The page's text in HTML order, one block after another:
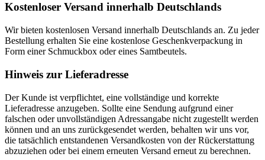
Kostenloser Versand innerhalb Deutschlands
Wir bieten kostenlosen Versand innerhalb Deutschlands an. Zu jeder
Bestellung erhalten Sie eine kostenlose Geschenkverpackung in
Form einer Schmuckbox oder eines Samtbeutels.
Hinweis zur Lieferadresse
Der Kunde ist verpflichtet, eine vollständige und korrekte
Lieferadresse anzugeben. Sollte eine Sendung aufgrund einer
falschen oder unvollständigen Adressangabe nicht zugestellt werden
können und an uns zurückgesendet werden, behalten wir uns vor,
die tatsächlich entstandenen Versandkosten von der Rückerstattung
abzuziehen oder bei einem erneuten Versand erneut zu berechnen.